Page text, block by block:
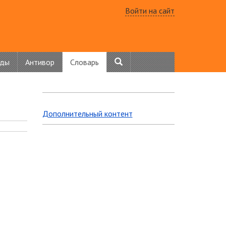
Войти на сайт
Антивор Словарь
Дополнительный контент